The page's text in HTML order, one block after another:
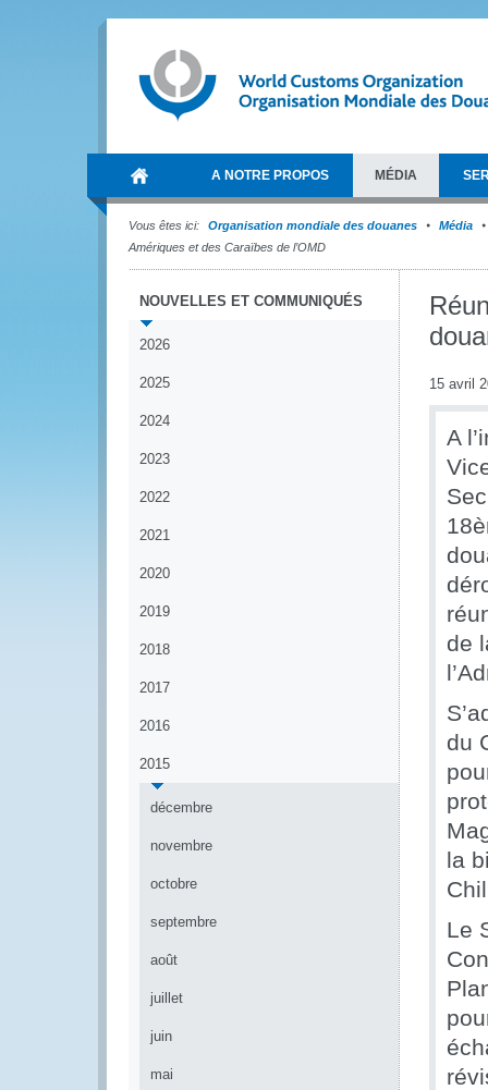
A NOTRE PROPOS MÉDIA
Vous êtes ici: Organisation mondiale des douanes
Média
Amériques et des Caraïbes de l’OMD
NOUVELLES ET COMMUNIQUÉS
2026
2025
2024
2023
2022
2021
2020
2019
2018
2017
2016
2015
décembre
novembre
octobre
septembre
août
juillet
juin
mai
15 avril
A
de
du
la
Le